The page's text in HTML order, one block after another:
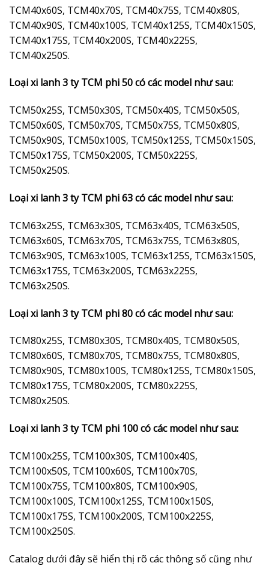
TCM40x60S, TCM40x70S, TCM40x75S, TCM40x80S,
TCM40x90S, TCM40x100S, TCM40x125S, TCM40x150S,
TCM40x175S, TCM40x200S, TCM40x225S,
TCM40x250S.
Loại xi lanh 3 ty TCM phi 50 có các model như sau:
TCM50x25S, TCM50x30S, TCM50x40S, TCM50x50S,
TCM50x60S, TCM50x70S, TCM50x75S, TCM50x80S,
TCM50x90S, TCM50x100S, TCM50x125S, TCM50x150S,
TCM50x175S, TCM50x200S, TCM50x225S,
TCM50x250S.
Loại xi lanh 3 ty TCM phi 63 có các model như sau:
TCM63x25S, TCM63x30S, TCM63x40S, TCM63x50S,
TCM63x60S, TCM63x70S, TCM63x75S, TCM63x80S,
TCM63x90S, TCM63x100S, TCM63x125S, TCM63x150S,
TCM63x175S, TCM63x200S, TCM63x225S,
TCM63x250S.
Loại xi lanh 3 ty TCM phi 80 có các model như sau:
TCM80x25S, TCM80x30S, TCM80x40S, TCM80x50S,
TCM80x60S, TCM80x70S, TCM80x75S, TCM80x80S,
TCM80x90S, TCM80x100S, TCM80x125S, TCM80x150S,
TCM80x175S, TCM80x200S, TCM80x225S,
TCM80x250S.
Loại xi lanh 3 ty TCM phi 100 có các model như sau:
TCM100x25S, TCM100x30S, TCM100x40S,
TCM100x50S, TCM100x60S, TCM100x70S,
TCM100x75S, TCM100x80S, TCM100x90S,
TCM100x100S, TCM100x125S, TCM100x150S,
TCM100x175S, TCM100x200S, TCM100x225S,
TCM100x250S.
Catalog dưới đây sẽ hiển thị rõ các thông số cũng như